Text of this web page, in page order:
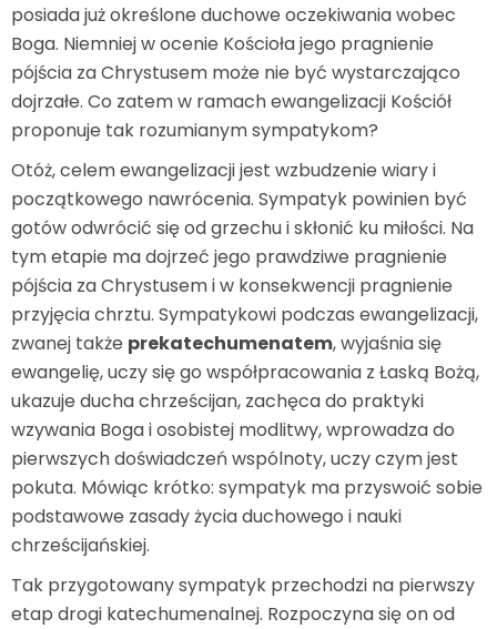
posiada już określone duchowe oczekiwania wobec
Boga. Niemniej w ocenie Kościoła jego pragnienie
pójścia za Chrystusem może nie być wystarczająco
dojrzałe. Co zatem w ramach ewangelizacji Kościół
proponuje tak rozumianym sympatykom?
Otóż, celem ewangelizacji jest wzbudzenie wiary i
początkowego nawrócenia. Sympatyk powinien być
gotów odwrócić się od grzechu i skłonić ku miłości. Na
tym etapie ma dojrzeć jego prawdziwe pragnienie
pójścia za Chrystusem i w konsekwencji pragnienie
przyjęcia chrztu. Sympatykowi podczas ewangelizacji,
zwanej także prekatechumenatem, wyjaśnia się
ewangelię, uczy się go współpracowania z Łaską Bożą,
ukazuje ducha chrześcijan, zachęca do praktyki
wzywania Boga i osobistej modlitwy, wprowadza do
pierwszych doświadczeń wspólnoty, uczy czym jest
pokuta. Mówiąc krótko: sympatyk ma przyswoić sobie
podstawowe zasady życia duchowego i nauki
chrześcijańskiej.
Tak przygotowany sympatyk przechodzi na pierwszy
etap drogi katechumenalnej. Rozpoczyna się on od